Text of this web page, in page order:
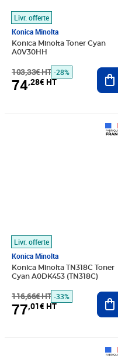
Livr. offerte
Konica Minolta
Konica Minolta Toner Cyan
A0V30HH
103,33€ HT -28%
74,28€ HT
Livr. offerte
Konica Minolta
Konica Minolta TN318C Toner
Cyan A0DK453 (TN318C)
116,66€ HT -33%
77,01€ HT